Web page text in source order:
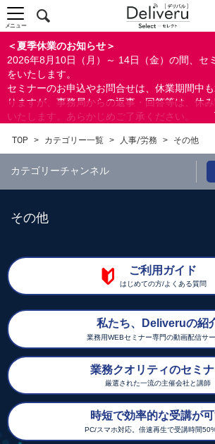
＜夏季休業のお知らせ＞
2026年8月10日（月）～ 14日（金）の間、セ
をいたします。
セミナーのお申込やお問合せは、休業期間中
りますが、事務局からの返事・回答等は、休
いたします。あらかじめご了承ください。
ができます。
メニュー
TOP > カテゴリー一覧 > 人事/労務 > その他
カテゴリーチャンネル
その他
ご利用ガイド
はじめての方/よくある質問
私たち、Deliveruの紹
業務用WEBセミナー専門の動画配信サ
業務クオリティのセミ
厳選された一流の主催会社と講師
時短で効率的な受講が
PC/スマホ対応。倍速再生で受講時間